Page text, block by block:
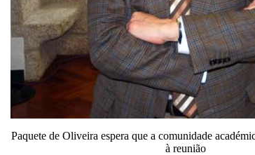
Paquete de Oliveira espera que a comunidade
à reunião